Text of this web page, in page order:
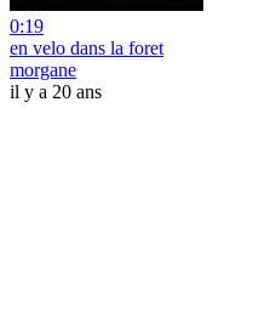
0:19
en velo dans la foret
morgane
il y a 20 ans